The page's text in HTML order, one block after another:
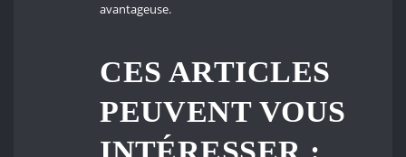
avantageuse.
CES ARTICLES
PEUVENT VOUS